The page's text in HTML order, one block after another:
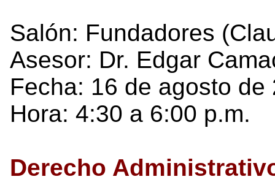
Salón: Fundadores
Asesor: Dr. Edgar
Fecha: 16 de agosto de
Hora: 4:30 a 6:00 p.m.
Derecho